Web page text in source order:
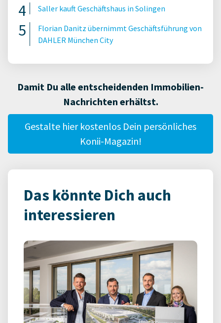
Saller kauft Geschäftshaus in Solingen
Florian Danitz übernimmt Geschäftsführung von
DAHLER München City
Damit Du alle entscheidenden Immobilien-
Nachrichten erhältst.
Gestalte hier kostenlos Dein persönliches
Konii-Magazin!
Das könnte Dich auch
interessieren